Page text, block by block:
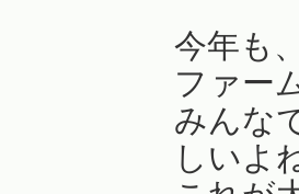
今年も
ファー
みんな
しいよ